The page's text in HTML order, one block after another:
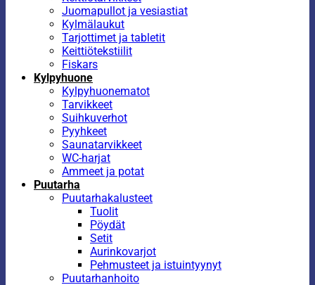
Juomapullot ja vesiastiat
Kylmälaukut
Tarjottimet ja tabletit
Keittiötekstiilit
Fiskars
Kylpyhuone
Kylpyhuonematot
Tarvikkeet
Suihkuverhot
Pyyhkeet
Saunatarvikkeet
WC-harjat
Ammeet ja potat
Puutarha
Puutarhakalusteet
Tuolit
Pöydät
Setit
Aurinkovarjot
Pehmusteet ja istuintyynyt
Puutarhanhoito